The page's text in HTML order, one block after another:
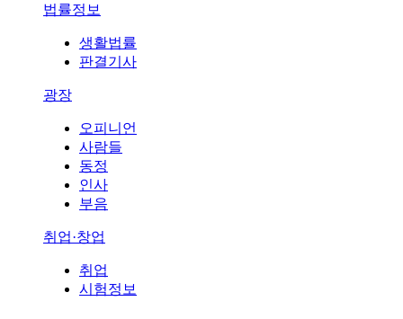
법률정보
생활법률
판결기사
광장
오피니언
사람들
동정
인사
부음
취업·창업
취업
시험정보